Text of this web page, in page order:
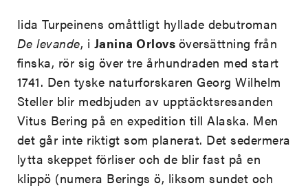
Iida Turpeinens omåttligt hyllade debutroman
De levande, i Janina Orlovs översättning från
finska, rör sig över tre århundraden med start
1741. Den tyske naturforskaren Georg Wilhelm
Steller blir medbjuden av upptäcktsresanden
Vitus Bering på en expedition till Alaska. Men
det går inte riktigt som planerat. Det sedermera
lytta skeppet förliser och de blir fast på en
klippö (numera Berings ö, liksom sundet och